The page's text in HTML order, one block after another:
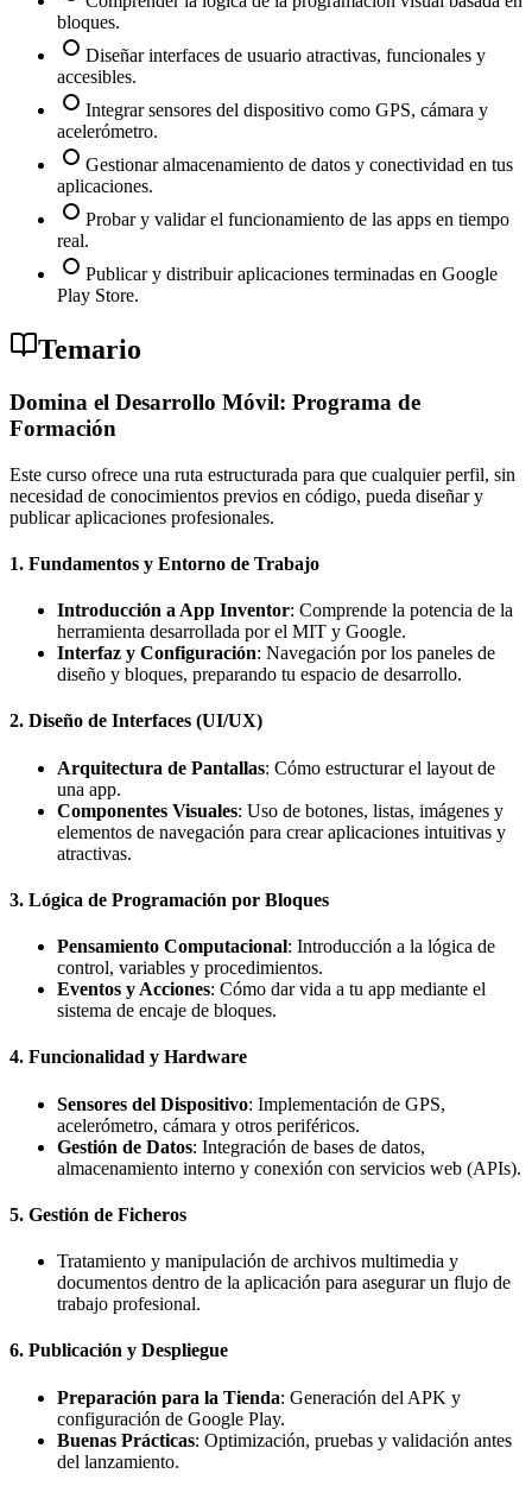
bloques.
Diseñar interfaces de usuario atractivas, funcionales y
accesibles.
Integrar sensores del dispositivo como GPS, cámara y
acelerómetro.
Gestionar almacenamiento de datos y conectividad en tus
aplicaciones.
Probar y validar el funcionamiento de las apps en tiempo
real.
Publicar y distribuir aplicaciones terminadas en Google
Play Store.
Temario
Domina el Desarrollo Móvil: Programa de
Formación
Este curso ofrece una ruta estructurada para que cualquier perfil, sin
necesidad de conocimientos previos en código, pueda diseñar y
publicar aplicaciones profesionales.
1. Fundamentos y Entorno de Trabajo
Introducción a App Inventor: Comprende la potencia de la
herramienta desarrollada por el MIT y Google.
Interfaz y Configuración: Navegación por los paneles de
diseño y bloques, preparando tu espacio de desarrollo.
2. Diseño de Interfaces (UI/UX)
Arquitectura de Pantallas: Cómo estructurar el layout de
una app.
Componentes Visuales: Uso de botones, listas, imágenes y
elementos de navegación para crear aplicaciones intuitivas y
atractivas.
3. Lógica de Programación por Bloques
Pensamiento Computacional: Introducción a la lógica de
control, variables y procedimientos.
Eventos y Acciones: Cómo dar vida a tu app mediante el
sistema de encaje de bloques.
4. Funcionalidad y Hardware
Sensores del Dispositivo: Implementación de GPS,
acelerómetro, cámara y otros periféricos.
Gestión de Datos: Integración de bases de datos,
almacenamiento interno y conexión con servicios web (APIs).
5. Gestión de Ficheros
Tratamiento y manipulación de archivos multimedia y
documentos dentro de la aplicación para asegurar un flujo de
trabajo profesional.
6. Publicación y Despliegue
Preparación para la Tienda: Generación del APK y
configuración de Google Play.
Buenas Prácticas: Optimización, pruebas y validación antes
del lanzamiento.